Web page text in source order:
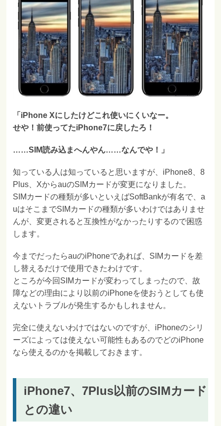
「iPhone Xにしたけどこれ使いにくいなー。
せや！前使ってたiPhone7に戻したろ！
……SIM読み込まへんやん……なんでや！」
知っている人は知っていると思いますが、iPhone8、8
Plus、XからauのSIMカードが変更になりました。
SIMカードの種類が多いといえばSoftBankが有名で、a
uはそこまでSIMカードの種類が多いわけではありませ
んが、変更されると互換性がなかったりするので困惑
します。
今までだったらauのiPhoneであれば、SIMカードを差
し替えるだけで使用できたわけです。
ところが今回SIMカードが変わってしまったので、故
障などの理由により以前のiPhoneを使おうとしても使
えないトラブルが発生するかもしれません。
完全に使えないわけではないのですが、iPhoneのシリ
ーズによっては使えない可能性もあるのでどのiPhone
なら使えるのかを掲載しておきます。
iPhone7、7Plus以前のSIMカード
との違い